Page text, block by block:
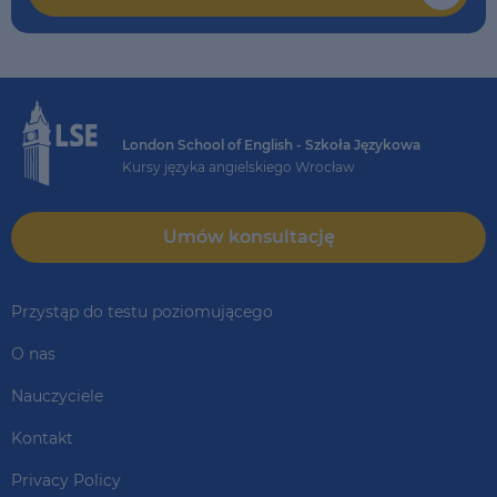
London School of English - Szkoła Językowa
Kursy języka angielskiego Wrocław
Umów konsultację
Przystąp do testu poziomującego
O nas
Nauczyciele
Kontakt
Privacy Policy